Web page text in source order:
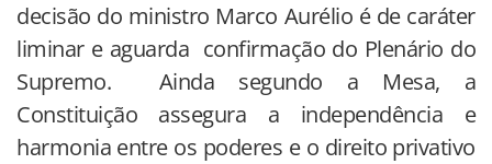
decisão do ministro Marco Aurélio é de caráter
liminar e aguarda confirmação do Plenário do
Supremo. Ainda segundo a Mesa, a
Constituição assegura a independência e
harmonia entre os poderes e o direito privativo